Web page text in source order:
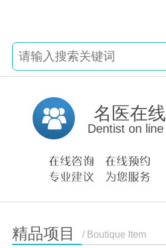
名医在线
Dentist on line
精品项目 / Boutique Item